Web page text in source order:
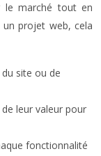
le marché tout en
projet web, cela
site ou de
leur valeur pour
fonctionnalité